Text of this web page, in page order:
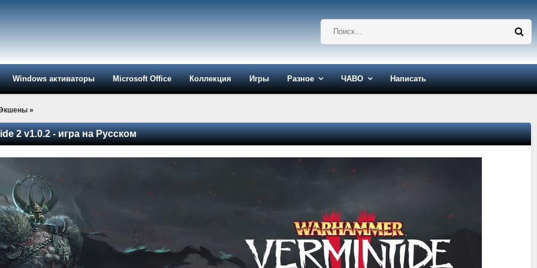
Windows активаторы Microsoft Office Коллекция Игры Разное ЧАВО Написать
»
2 v1.0.2 - игра на Русском